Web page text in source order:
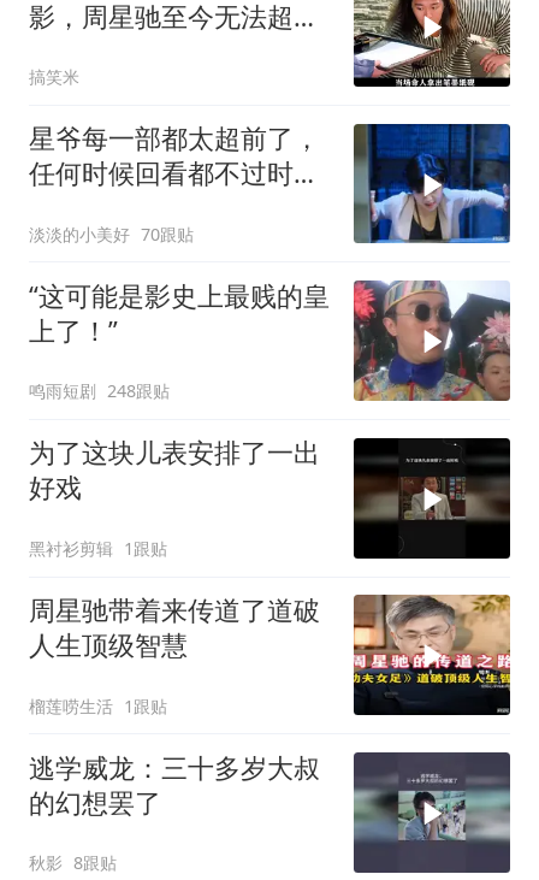
影，周星驰至今无法超越
搞笑米
星爷每一部都太超前了，
任何时候回看都不过时，
淡淡的小美好 70跟贴
“这可能是影史上最贱的皇
上了！”
鸣雨短剧 248跟贴
为了这块儿表安排了一出
好戏
黑衬衫剪辑 1跟贴
周星驰带着来传道了道破
人生顶级智慧
榴莲唠生活 1跟贴
逃学威龙：三十多岁大叔
的幻想罢了
秋影 8跟贴